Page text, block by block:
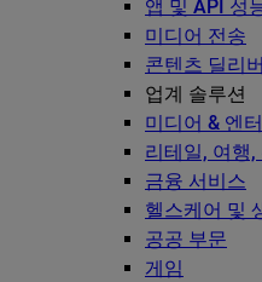
앱 및 API 성
미디어 전송
콘텐츠 딜리
업계 솔루션
미디어 & 엔
리테일, 여행,
금융 서비스
헬스케어 및
공공 부문
게임